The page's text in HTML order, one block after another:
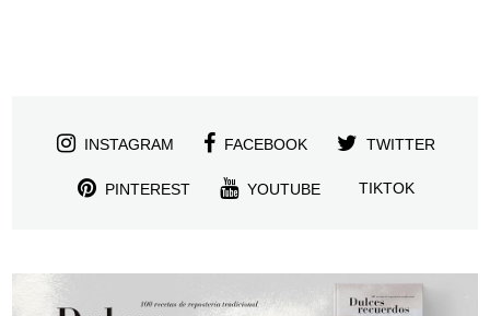
INSTAGRAM FACEBOOK TWITTER
PINTEREST YOUTUBE TIKTOK